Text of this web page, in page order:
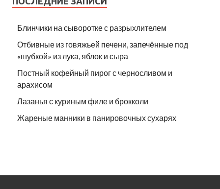
Блинчики на сыворотке с разрыхлителем
Отбивные из говяжьей печени, запечённые под
«шубкой» из лука, яблок и сыра
Постный кофейный пирог с черносливом и
арахисом
Лазанья с куриным филе и брокколи
Жареные манники в панировочных сухарях